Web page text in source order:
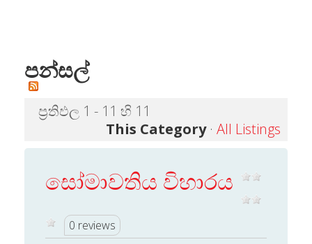
පන්සල්
ප්‍රතිඵල 1 - 11 හි 11
This Category· All Listings
සෝමාවතිය විහාරය
0 reviews